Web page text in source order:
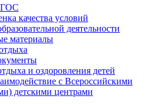
качества условий
деятельности
материалы
и оздоровления детей
с Всероссийскими
детскими центрами